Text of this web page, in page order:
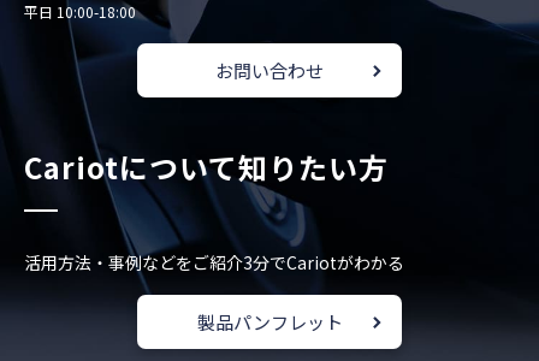
平日 10:00-18:00
お問い合わせ
Cariotについて知りたい方
活用方法・事例などをご紹介3分でCariotがわかる
製品パンフレット